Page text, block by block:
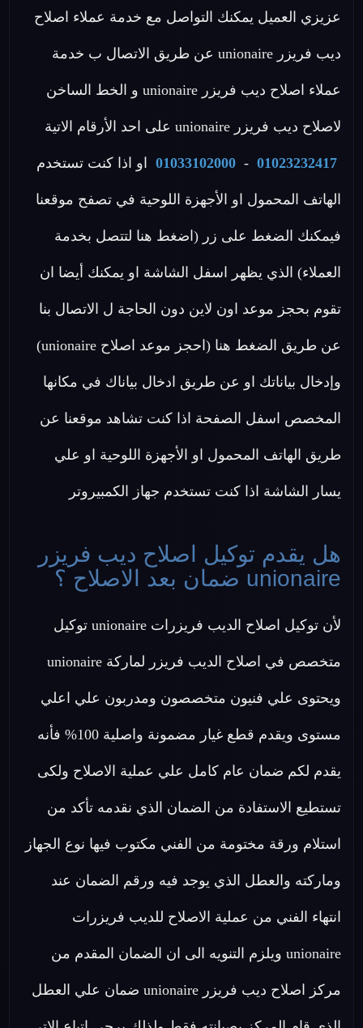
عزيزي العميل يمكنك التواصل مع خدمة عملاء اصلاح
ديب فريزر unionaire عن طريق الاتصال ب خدمة
عملاء اصلاح ديب فريزر unionaire و الخط الساخن
لاصلاح ديب فريزر unionaire على احد الأرقام الاتية
01023232417
-
01033102000 او اذا كنت تستخدم
الهاتف المحمول او الأجهزة اللوحية في تصفح موقعنا
فيمكنك الضغط على زر (اضغط هنا لتتصل بخدمة
العملاء) الذي يظهر اسفل الشاشة او يمكنك أيضا ان
تقوم بحجز موعد اون لاين دون الحاجة ل الاتصال بنا
عن طريق الضغط هنا (احجز موعد اصلاح unionaire)
وإدخال بياناتك او عن طريق ادخال بياناك في مكانها
المخصص اسفل الصفحة اذا كنت تشاهد موقعنا عن
طريق الهاتف المحمول او الأجهزة اللوحية او علي
يسار الشاشة اذا كنت تستخدم جهاز الكمبيروتر
هل يقدم توكيل اصلاح ديب فريزر
unionaire ضمان بعد الاصلاح ؟
لأن توكيل اصلاح الديب فريزرات unionaire توكيل
متخصص في اصلاح الديب فريزر لماركة unionaire
ويحتوى علي فنيون متخصصون ومدربون علي اعلي
مستوى ويقدم قطع غيار مضمونة واصلية 100% فأنه
يقدم لكم ضمان عام كامل علي عملية الاصلاح ولكى
تستطيع الاستفادة من الضمان الذي نقدمه تأكد من
استلام ورقة مختومة من الفني مكتوب فيها نوع الجهاز
وماركته والعطل الذي يوجد فيه ورقم الضمان عند
انتهاء الفني من عملية الاصلاح للديب فريزرات
unionaire ويلزم التنويه الى ان الضمان المقدم من
مركز اصلاح ديب فريزر unionaire ضمان علي العطل